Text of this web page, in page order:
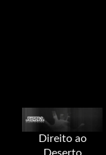
Direito ao